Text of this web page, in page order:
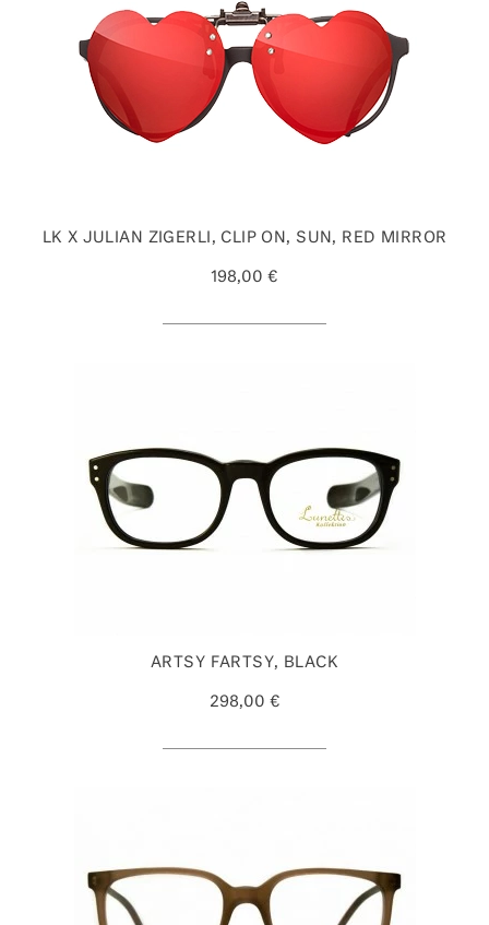
LK X JULIAN ZIGERLI, CLIP ON, SUN, RED MIRROR
198,00 €
ARTSY FARTSY, BLACK
298,00 €